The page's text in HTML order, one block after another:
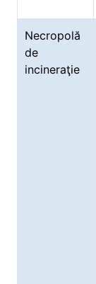
Necropolă
de
incineraţie